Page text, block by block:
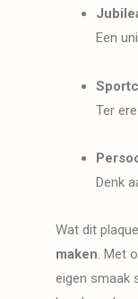
Een
Ter
Denk
Wat dit
maken. Met
eigen smaak